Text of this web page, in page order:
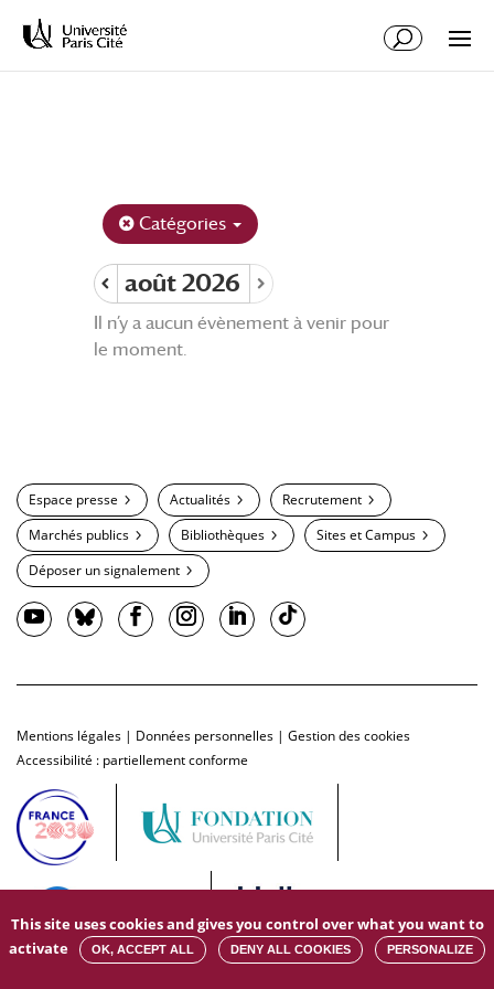
Catégories
août 2026
Il n’y a aucun évènement à venir pour
le moment.
Espace presse Actualités
Recrutement
Marchés publics
Bibliothèques
Sites et Campus
Déposer un signalement
Mentions légales | Données personnelles | Gestion des cookies
Accessibilité : partiellement conforme
This site uses cookies and gives you control over what you want to
activate
OK, ACCEPT ALL DENY ALL COOKIES PERSONALIZE